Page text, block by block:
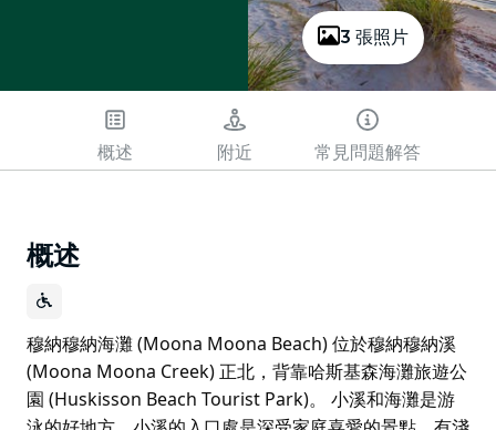
3 張照片
概述 附近 常見問題解答
概述
穆納穆納海灘 (Moona Moona Beach) 位於穆納穆納溪
(Moona Moona Creek) 正北，背靠哈斯基森海灘旅遊公
園 (Huskisson Beach Tourist Park)。 小溪和海灘是游